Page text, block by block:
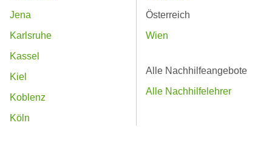
Jena
Karlsruhe
Kassel
Kiel
Koblenz
Köln
Österreich
Wien
Alle Nachhilfeangebote
Alle Nachhilfelehrer